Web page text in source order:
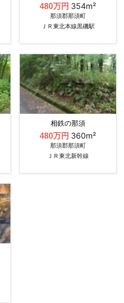
480万円 354m²
那須郡那須町
ＪＲ東北本線黒磯駅
相鉄の那須
480万円 360m²
那須郡那須町
ＪＲ東北新幹線